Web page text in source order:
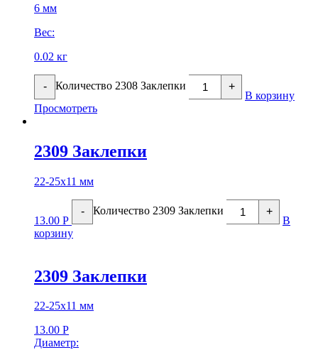
6 мм
Вес:
0.02 кг
- Количество 2308 Заклепки +
В корзину
Просмотреть
2309 Заклепки
22-25х11 мм
13.00 Р
- Количество 2309 Заклепки +
В
корзину
2309 Заклепки
22-25х11 мм
13.00 Р
Диаметр: